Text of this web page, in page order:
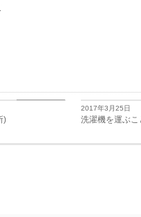
)
2017年3月25日
洗濯機を運ぶ